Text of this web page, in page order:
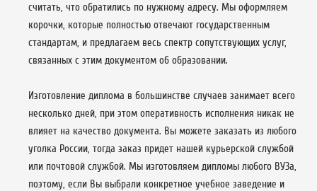
считать, что обратились по нужному адресу. Мы оформляем
корочки, которые полностью отвечают государственным
стандартам, и предлагаем весь спектр сопутствующих услуг,
связанных с этим документом об образовании.
Изготовление диплома в большинстве случаев занимает всего
несколько дней, при этом оперативность исполнения никак не
влияет на качество документа. Вы можете заказать из любого
уголка России, тогда заказ придет нашей курьерской службой
или почтовой службой. Мы изготовляем дипломы любого ВУЗа,
поэтому, если Вы выбрали конкретное учебное заведение и